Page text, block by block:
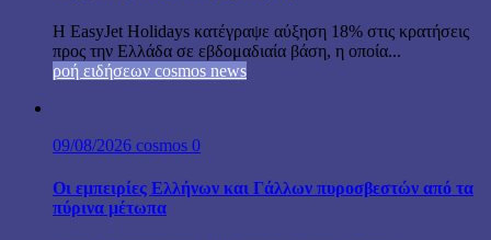
Η EasyJet Holidays κατέγραψε αύξηση 18% στις κρατήσεις
προς την Ελλάδα σε εβδομαδιαία βάση, η οποία...
ροή ειδήσεων cosmos news
09/08/2026 cosmos 0
Οι εμπειρίες Ελλήνων και Γάλλων πυροσβεστών από τα
πύρινα μέτωπα